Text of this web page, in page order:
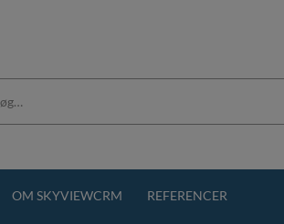
OM SKYVIEWCRM REFERENCER